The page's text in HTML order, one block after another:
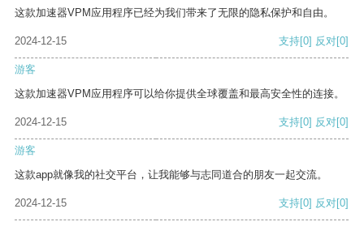
这款加速器VPM应用程序已经为我们带来了无限的隐私保护和自由。
2024-12-15 支持[0] 反对[0]
游客
这款加速器VPM应用程序可以给你提供全球覆盖和最高安全性的连接。
2024-12-15 支持[0] 反对[0]
游客
这款app就像我的社交平台，让我能够与志同道合的朋友一起交流。
2024-12-15 支持[0] 反对[0]